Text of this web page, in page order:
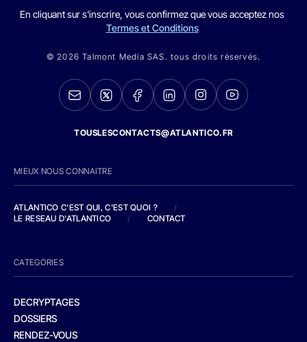
En cliquant sur s'inscrire, vous confirmez que vous acceptez nos
Termes et Conditions
© 2026 Talmont Media SAS. tous droits réservés.
TOUSLESCONTACTS@ATLANTICO.FR
MIEUX NOUS CONNAITRE
ATLANTICO C'EST QUI, C'EST QUOI ?
/
LE RESEAU D'ATLANTICO
/ CONTACT
CATEGORIES
DECRYPTAGES
DOSSIERS
RENDEZ-VOUS